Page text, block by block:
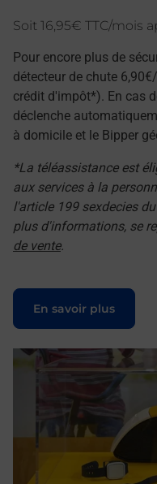
Soit 16,95€ TTC/mois
Pour encore plus de
détecteur de chute
crédit d'impôt*). En cas
déclenche
à domicile et le Bipper
*La téléassistance est
aux services à la
l'article 199 sexdecies
plus d'informations, se
de vente.
En savoir plus
Le lien s'ouvre dans un